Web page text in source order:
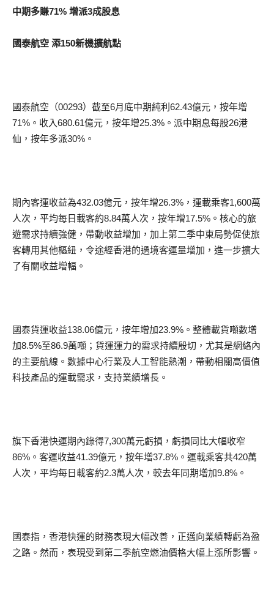
中期多賺71% 增派3成股息
國泰航空 添150新機擴航點
國泰航空（00293）截至6月底中期純利62.43億元，按年增
71%。收入680.61億元，按年增25.3%。派中期息每股26港
仙，按年多派30%。
期內客運收益為432.03億元，按年增26.3%，運載乘客1,600萬
人次，平均每日載客約8.84萬人次，按年增17.5%。核心的旅
遊需求持續強健，帶動收益增加，加上第二季中東局勢促使旅
客轉用其他樞紐，令途經香港的過境客運量增加，進一步擴大
了有關收益增幅。
國泰貨運收益138.06億元，按年增加23.9%。整體載貨噸數增
加8.5%至86.9萬噸；貨運運力的需求持續殷切，尤其是網絡內
的主要航線。數據中心行業及人工智能熱潮，帶動相關高價值
科技產品的運載需求，支持業績增長。
旗下香港快運期內錄得7,300萬元虧損，虧損同比大幅收窄
86%。客運收益41.39億元，按年增37.8%。運載乘客共420萬
人次，平均每日載客約2.3萬人次，較去年同期增加9.8%。
國泰指，香港快運的財務表現大幅改善，正邁向業績轉虧為盈
之路。然而，表現受到第二季航空燃油價格大幅上漲所影響。